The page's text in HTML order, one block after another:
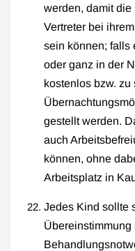
werden, damit
Vertreter bei
sein können; falls
oder ganz in der
kostenlos bzw.
gestellt werden.
auch
können, ohne
Arbeitsplatz in
Jedes Kind sollte
Übereinstimmung